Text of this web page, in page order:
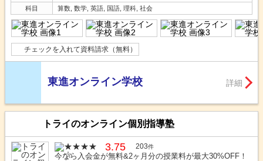
科目
算数, 数学, 英語, 国語, 理科, 社会
チェックを入れて資料請求（無料）
東進オンライン学校 詳細
トライのオンライン個別指導塾
3.75 203件
今なら入会金が無料&2ヶ月分の授業料が最大30%OFF！